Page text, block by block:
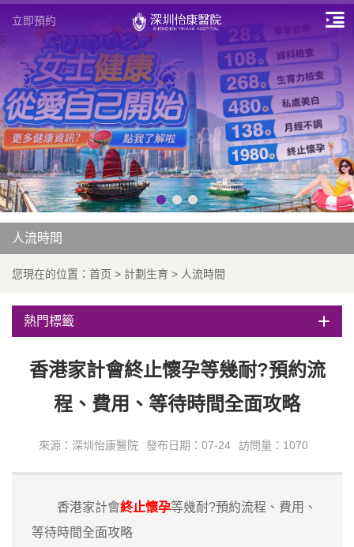
立即預約
人流時間
您現在的位置： 首页 > 計劃生育 > 人流時間
熱門標籤
香港家計會終止懷孕等幾耐?預約流
程、費用、等待時間全面攻略
來源：深圳怡康醫院 發布日期：07-24 訪問量：1070
香港家計會終止懷孕等幾耐?預約流程、費用、
等待時間全面攻略